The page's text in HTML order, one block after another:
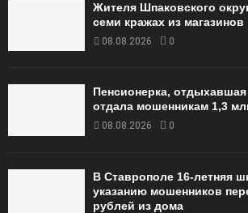
Жителя Шпаковского
семи кражах из магазинов
08.08.2026 0
Пенсионерка,
отдала мошенникам 1,3
08.08.2026 0
В Ставрополе 16-летняя
указанию мошенников
рублей из дома